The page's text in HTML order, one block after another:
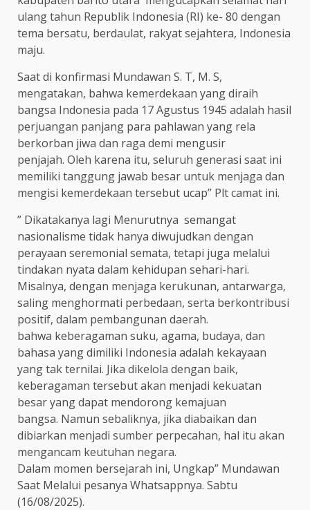
ulang tahun Republik Indonesia (RI) ke- 80 dengan
tema bersatu, berdaulat, rakyat sejahtera, Indonesia
maju.
Saat di konfirmasi Mundawan S. T, M. S,
mengatakan, bahwa kemerdekaan yang diraih
bangsa Indonesia pada 17 Agustus 1945 adalah hasil
perjuangan panjang para pahlawan yang rela
berkorban jiwa dan raga demi mengusir
penjajah. Oleh karena itu, seluruh generasi saat ini
memiliki tanggung jawab besar untuk menjaga dan
mengisi kemerdekaan tersebut ucap” Plt camat ini.
” Dikatakanya lagi Menurutnya semangat
nasionalisme tidak hanya diwujudkan dengan
perayaan seremonial semata, tetapi juga melalui
tindakan nyata dalam kehidupan sehari-hari.
Misalnya, dengan menjaga kerukunan, antarwarga,
saling menghormati perbedaan, serta berkontribusi
positif, dalam pembangunan daerah.
bahwa keberagaman suku, agama, budaya, dan
bahasa yang dimiliki Indonesia adalah kekayaan
yang tak ternilai. Jika dikelola dengan baik,
keberagaman tersebut akan menjadi kekuatan
besar yang dapat mendorong kemajuan
bangsa. Namun sebaliknya, jika diabaikan dan
dibiarkan menjadi sumber perpecahan, hal itu akan
mengancam keutuhan negara.
Dalam momen bersejarah ini, Ungkap” Mundawan
Saat Melalui pesanya Whatsappnya. Sabtu
(16/08/2025).